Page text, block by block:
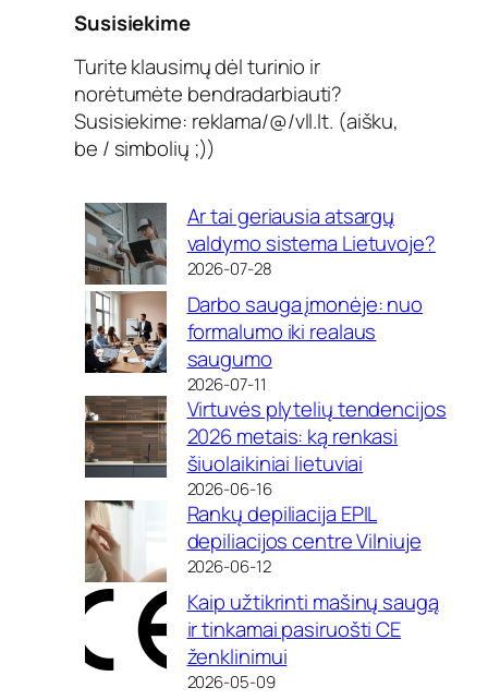
Susisiekime
Turite klausimų dėl turinio ir
norėtumėte bendradarbiauti?
Susisiekime: reklama/@/vll.lt. (aišku,
be / simbolių ;))
Ar tai geriausia atsargų
valdymo sistema Lietuvoje?
2026-07-28
Darbo sauga įmonėje: nuo
formalumo iki realaus
saugumo
2026-07-11
Virtuvės plytelių tendencijos
2026 metais: ką renkasi
šiuolaikiniai lietuviai
2026-06-16
Rankų depiliacija EPIL
depiliacijos centre Vilniuje
2026-06-12
Kaip užtikrinti mašinų saugą
ir tinkamai pasiruošti CE
ženklinimui
2026-05-09